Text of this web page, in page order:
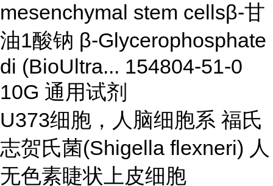
mesenchymal stem cellsβ-甘
油1酸钠 β-Glycerophosphate
di (BioUltra... 154804-51-0
10G 通用试剂
U373细胞，人脑细胞系 福氏
志贺氏菌(Shigella flexneri) 人
无色素睫状上皮细胞